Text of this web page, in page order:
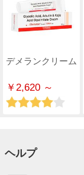
デメランクリーム
￥2,620 ～
ヘルプ